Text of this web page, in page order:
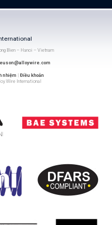
Bien – Hanoi – Vietnam
nhiệm | Điều khoản
Wire International